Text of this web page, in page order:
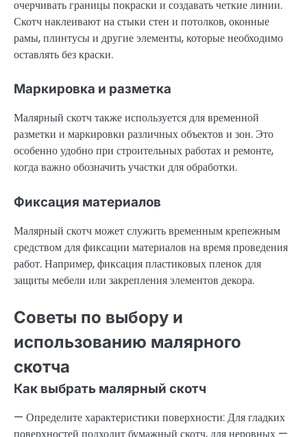
очерчивать границы покраски и создавать четкие линии.
Скотч наклеивают на стыки стен и потолков, оконные
рамы, плинтусы и другие элементы, которые необходимо
оставлять без краски.
Маркировка и разметка
Малярный скотч также используется для временной
разметки и маркировки различных объектов и зон. Это
особенно удобно при строительных работах и ремонте,
когда важно обозначить участки для обработки.
Фиксация материалов
Малярный скотч может служить временным крепежным
средством для фиксации материалов на время проведения
работ. Например, фиксация пластиковых пленок для
защиты мебели или закрепления элементов декора.
Советы по выбору и
использованию малярного
скотча
Как выбрать малярный скотч
— Определите характеристики поверхности: Для гладких
поверхностей подходит бумажный скотч, для неровных —